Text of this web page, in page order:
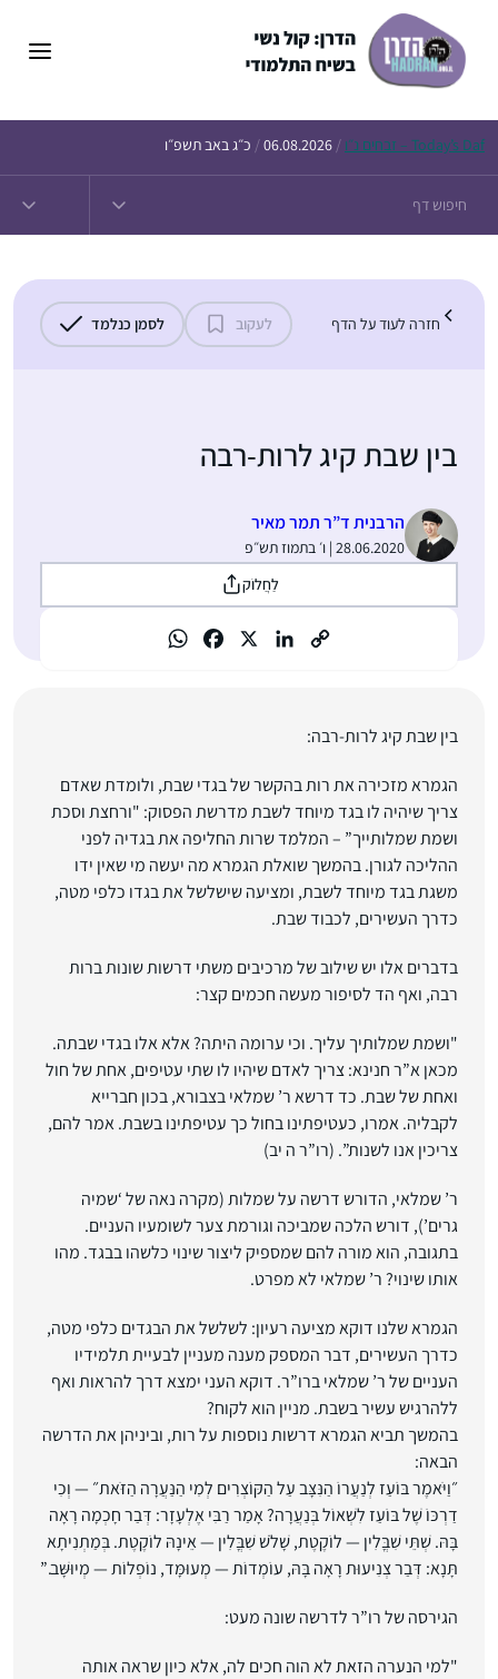
Today’s Daf – זבחים נ״ו /
06.08.2026
/ כ״ג באב תשפ״ו
חזרה לעוד על הדף לעקוב לסמן כנלמד
בין שבת קיג לרות-רבה
הרבנית ד”ר תמר מאיר
28.06.2020 | ו׳ בתמוז תש״פ
לַחֲלוֹק
בין שבת קיג לרות-רבה:
הגמרא מזכירה את רות בהקשר של בגדי שבת, ולומדת שאדם
צריך שיהיה לו בגד מיוחד לשבת מדרשת הפסוק: "ורחצת וסכת
ושמת שמלותייך” – המלמד שרות החליפה את בגדיה לפני
ההליכה לגורן. בהמשך שואלת הגמרא מה יעשה מי שאין ידו
משגת בגד מיוחד לשבת, ומציעה שישלשל את בגדו כלפי מטה,
כדרך העשירים, לכבוד שבת.
בדברים אלו יש שילוב של מרכיבים משתי דרשות שונות ברות
רבה, ואף הד לסיפור מעשה חכמים קצר:
"ושמת שמלותיך עליך. וכי ערומה היתה? אלא אלו בגדי שבתה.
מכאן א”ר חנינא: צריך לאדם שיהיו לו שתי עטיפים, אחת של חול
ואחת של שבת. כד דרשא ר’ שמלאי בצבורא, בכון חברייא
לקבליה. אמרו, כעטיפתינו בחול כך עטיפתינו בשבת. אמר להם,
צריכין אנו לשנות”. (רו”ר ה יב)
ר’ שמלאי, הדורש דרשה על שמלות (מקרה נאה של ‘שמיה
גרים’), דורש הלכה שמביכה וגורמת צער לשומעיו העניים.
בתגובה, הוא מורה להם שמספיק ליצור שינוי כלשהו בבגד. מהו
אותו שינוי? ר’ שמלאי לא מפרט.
הגמרא שלנו דוקא מציעה רעיון: לשלשל את הבגדים כלפי מטה,
כדרך העשירים, דבר המספק מענה מעניין לבעיית תלמידיו
העניים של ר’ שמלאי ברו”ר. דוקא העני ימצא דרך להראות ואף
ללהרגיש עשיר בשבת. מניין הוא לקוח?
בהמשך תביא הגמרא דרשות נוספות על רות, וביניהן את הדרשה
הבאה:
״וַיֹּאמֶר בּוֹעַז לְנַעֲרוֹ הַנִּצָּב עַל הַקּוֹצְרִים לְמִי הַנַּעֲרָה הַזֹּאת״ — וְכִי
דַרְכּוֹ שֶׁל בּוֹעַז לִשְׁאוֹל בְּנַעֲרָה? אָמַר רַבִּי אֶלְעָזָר: דְּבַר חָכְמָה רָאָה
בָּהּ. שְׁתֵּי שִׁבֳּלִין — לוֹקֶטֶת, שָׁלֹשׁ שִׁבֳּלִין — אֵינָהּ לוֹקֶטֶת. בְּמַתְנִיתָא
תָּנָא: דְּבַר צְנִיעוּת רָאָה בָּהּ, עוֹמְדוֹת — מְעוּמָּד, נוֹפְלוֹת — מְיוּשָּׁב.”
הגירסה של רו”ר לדרשה שונה מעט:
"למי הנערה הזאת לא הוה חכים לה, אלא כיון שראה אותה